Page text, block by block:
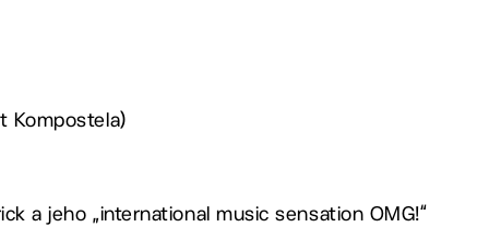
Kompostela)
a jeho „international music sensation OMG!“